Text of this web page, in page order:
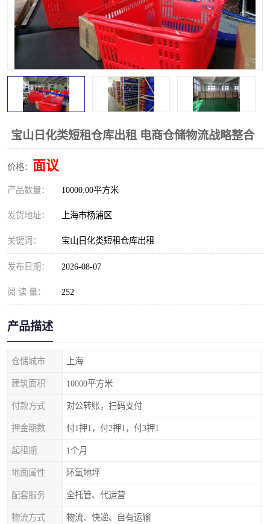
宝山日化类短租仓库出租 电商仓储物流战略整合
价格： 面议
产品数量： 10000.00平方米
发货地址： 上海市杨浦区
关键词： 宝山日化类短租仓库出租
发布日期： 2026-08-07
阅 读 量： 252
产品描述
仓储城市 上海
建筑面积 10000平方米
付款方式 对公转账，扫码支付
押金期数 付1押1，付2押1，付3押1
起租期 1个月
地面属性 环氧地坪
配套服务 全托管、代运营
物流方式 物流、快递、自有运输
上海托管仓库